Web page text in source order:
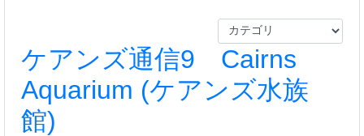
ケアンズ通信9 Cairns
Aquarium (ケアンズ水族
館)